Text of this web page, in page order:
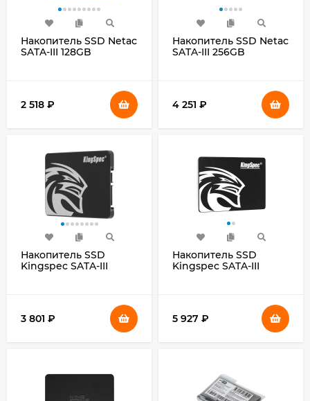
Накопитель SSD Netac
SATA-III 128GB
2 518 ₽
Накопитель SSD Netac
SATA-III 256GB
4 251 ₽
Накопитель SSD
Kingspec SATA-III
3 801 ₽
Накопитель SSD
Kingspec SATA-III
5 927 ₽